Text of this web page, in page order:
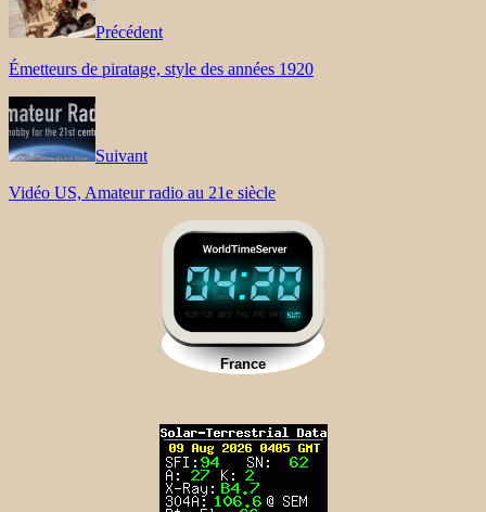
Précédent
Émetteurs de piratage, style des années 1920
Suivant
Vidéo US, Amateur radio au 21e siècle